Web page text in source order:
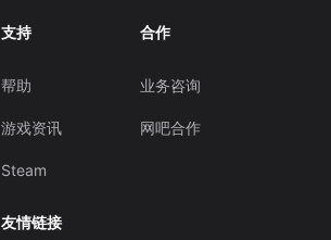
支持
帮助
游戏资讯
Steam
合作
业务咨询
网吧合作
友情链接